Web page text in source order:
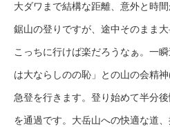
大ダワまで結構な距離、意外と時
鋸山の登りですが、途中そのまま
こっちに行けば楽だろうなぁ。一
は大ならしのの恥」との山の会精
急登を行きます。登り始めて半分
を通過です。大岳山への快適な道